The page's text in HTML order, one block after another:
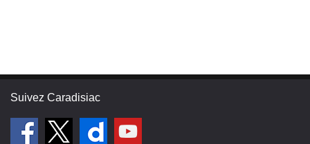
Suivez Caradisiac